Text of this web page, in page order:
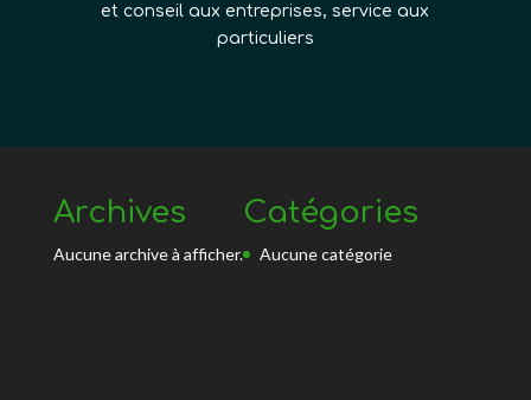
et conseil aux entreprises, service aux
particuliers
Archives
Aucune archive à afficher.
Catégories
Aucune catégorie